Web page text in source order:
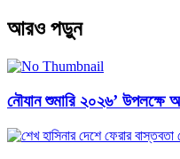
আরও পড়ুন
নৌযান শুমারি ২০২৬’ উপলক্ষে